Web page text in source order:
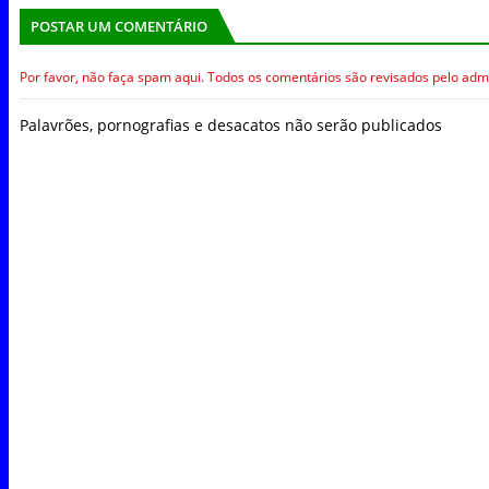
POSTAR UM COMENTÁRIO
Por favor, não faça spam aqui. Todos os comentários são revisados pelo
Palavrões, pornografias e desacatos não serão publicados